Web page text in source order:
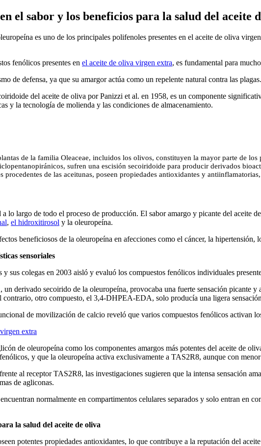
el sabor y los beneficios para la salud del aceite
es uno de los principales polifenoles presentes en el aceite de oliva
fenólicos presentes en el aceite de oliva virgen extra, es fundamental para
de defensa, ya que su amargor actúa como un repelente natural contra las
del aceite de oliva por Panizzi et al. en 1958, es un componente
y la tecnología de molienda y las condiciones de almacenamiento.
de la familia Oleaceae, incluidos los olivos, constituyen la mayor parte de
sufren una escisión secoiridoide para producir derivados
de las aceitunas, poseen propiedades antioxidantes y
lo largo de todo el proceso de producción. El sabor amargo y picante del aceite
, el hidroxitirosol y la oleuropeína.
beneficiosos de la oleuropeína en afecciones como el cáncer, la hipertensión,
sensoriales
sus colegas en 2003 aisló y evaluó los compuestos fenólicos individuales
derivado secoirido de la oleuropeína, provocaba una fuerte sensación picante y
otro compuesto, el 3,4-DHPEA-EDA, solo producía una ligera
de movilización de calcio reveló que varios compuestos fenólicos activan
extra
de oleuropeína como los componentes amargos más potentes del aceite de
y que la oleuropeína activa exclusivamente a TAS2R8, aunque con
al receptor TAS2R8, las investigaciones sugieren que la intensa sensación
de agliconas.
normalmente en compartimentos celulares separados y solo entran en
la salud del aceite de oliva
potentes propiedades antioxidantes, lo que contribuye a la reputación del